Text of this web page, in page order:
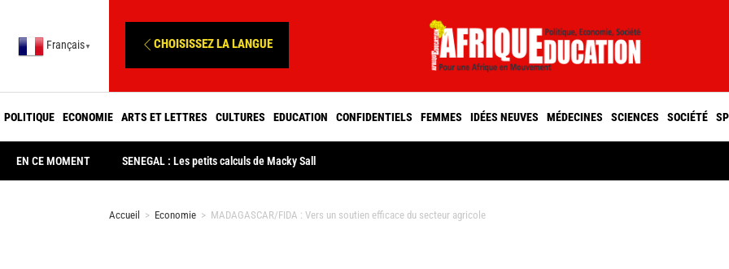
Français ▼ CHOISISSEZ LA LANGUE
POLITIQUE ECONOMIE ARTS ET LETTRES CULTURES EDUCATION CONFIDENTIELS FEMMES IDÉES NEUVES MÉDECINES SCIENCES SOCIÉTÉ
EN CE MOMENT SENEGAL : Les petits calculs de Macky Sall
Accueil > Economie > MADAGASCAR/FIDA : Vers un soutien efficace du secteur agricole